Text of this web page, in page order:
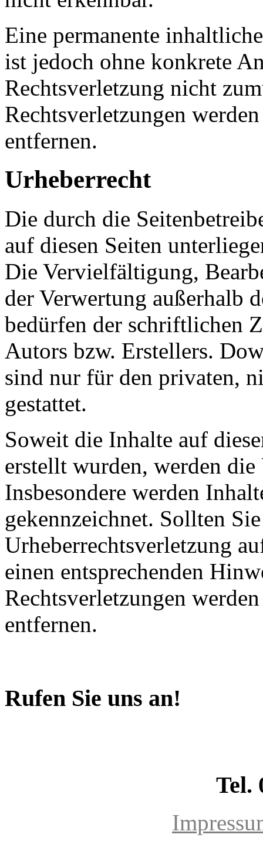
Eine permanente
ist jedoch ohne konkrete
Rechtsverletzung nicht
Rechtsverletzungen
entfernen.
Urheberrecht
Die durch die
auf diesen Seiten
Die Vervielfältigung,
der Verwertung außerhalb
bedürfen der schriftlichen
Autors bzw. Erstellers.
sind nur für den privaten,
gestattet.
Soweit die Inhalte auf
erstellt wurden, werden
Insbesondere werden
gekennzeichnet. Sollten
Urheberrechtsverletzung
einen entsprechenden
Rechtsverletzungen
entfernen.
Rufen Sie uns an!
Tel.